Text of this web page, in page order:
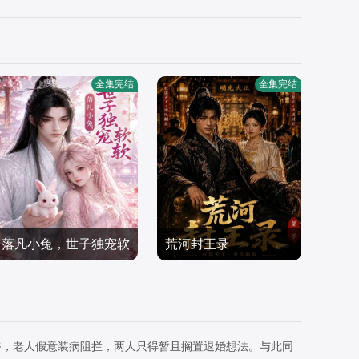
落凡小兔，世子独宠软
2026/中国大陆
全集完结
荒河封王录
2026/中国大陆
全集完结
老人假意装病阻拦，两人只得暂且搁置退婚想法。与此同